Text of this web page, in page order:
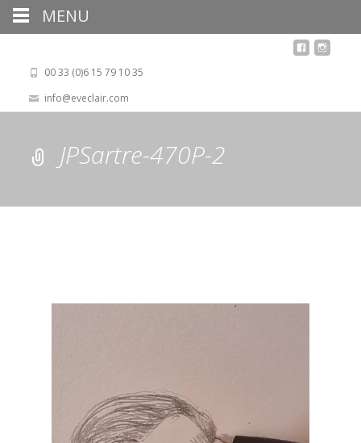
00 33 (0)6 15 79 10 35
info@eveclair.com
JPSartre-470P-2
MENU